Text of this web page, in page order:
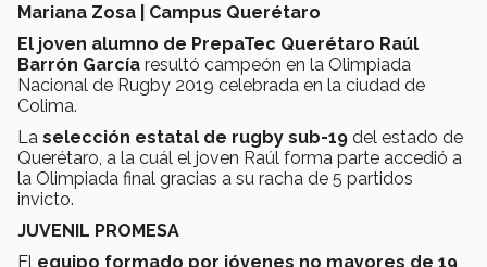
Mariana Zosa | Campus Querétaro
El joven alumno de PrepaTec Querétaro Raúl
Barrón García resultó campeón en la Olimpiada
Nacional de Rugby 2019 celebrada en la ciudad de
Colima.
La selección estatal de rugby sub-19 del estado de
Querétaro, a la cuál el joven Raúl forma parte accedió a
la Olimpiada final gracias a su racha de 5 partidos
invicto.
JUVENIL PROMESA
El equipo formado por jóvenes no mayores de 19